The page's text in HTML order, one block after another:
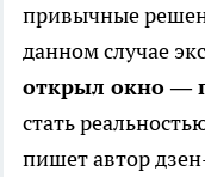
привычные
данном случае
открыл окно —
стать
пишет автор